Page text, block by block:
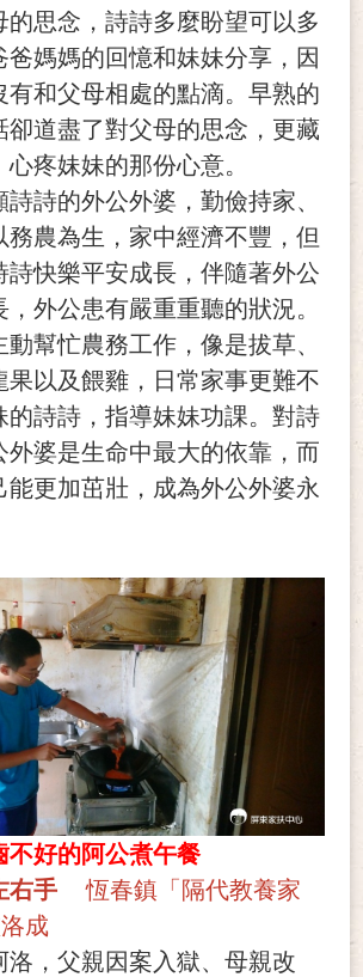
的思念，詩詩多麼盼望可以多
爸媽媽的回憶和妹妹分享，因
有和父母相處的點滴。早熟的
卻道盡了對父母的思念，更藏
疼妹妹的那份心意。
詩的外公外婆，勤儉持家、
務農為生，家中經濟不豐，但
詩快樂平安成長，伴隨著外公
外公患有嚴重重聽的狀況。
幫忙農務工作，像是拔草、
果以及餵雞，日常家事更難不
的詩詩，指導妹妹功課。對詩
外婆是生命中最大的依靠，而
能更加茁壯，成為外公外婆永
不好的阿公煮午餐
右手
恆春鎮「隔代教養家
成
洛，父親因案入獄、母親改